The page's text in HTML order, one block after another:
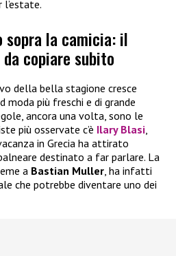
sopra la camicia: il
copiare subito
della bella stagione cresce
moda più freschi e di grande
ancora una volta, sono le
più osservate c’è Ilary Blasi,
in Grecia ha attirato
destinato a far parlare. La
a Bastian Muller, ha infatti
che potrebbe diventare uno dei